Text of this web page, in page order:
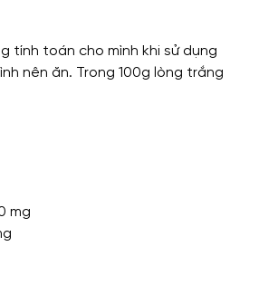
tính toán cho mình khi sử dụng
nên ăn. Trong 100g lòng trắng
mg